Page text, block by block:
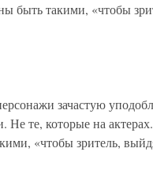
быть такими, «чтобы
зачастую
те, которые на
«чтобы зритель,